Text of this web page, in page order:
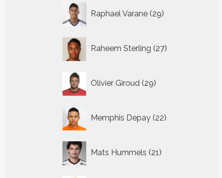
Raphael Varane 29
producten
Raheem Sterling 27
producten
Olivier Giroud 29
producten
Memphis Depay 22
producten
Mats Hummels 21
producten